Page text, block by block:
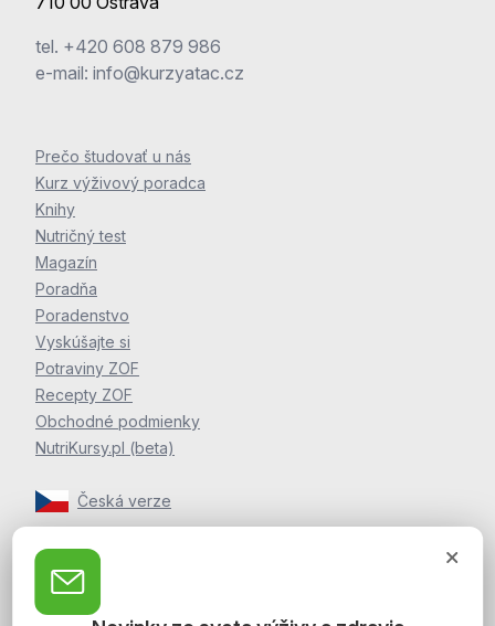
tel. +420 608 879 986
e-mail: info@kurzyatac.cz
Prečo študovať u nás
Kurz výživový poradca
Knihy
Nutričný test
Magazín
Poradňa
Poradenstvo
Vyskúšajte si
Potraviny ZOF
Recepty ZOF
Obchodné podmienky
NutriKursy.pl (beta)
Česká verze
Zpravodaj Martina Jelínka
Zaregistrujte sa k odberu noviniek a postrehov o zdraví